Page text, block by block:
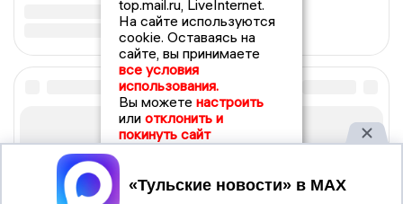
top.mail.ru, LiveInternet.
На сайте используются
cookie. Оставаясь на
сайте, вы принимаете
все условия
использования.
Вы можете настроить
или отклонить и
покинуть сайт
Принять